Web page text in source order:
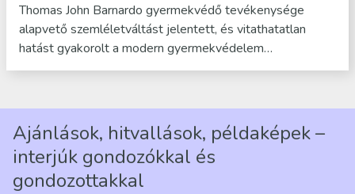
Thomas John Barnardo gyermekvédő tevékenysége
alapvető szemléletváltást jelentett, és vitathatatlan
hatást gyakorolt a modern gyermekvédelem…
Ajánlások, hitvallások, példaképek –
interjúk gondozókkal és
gondozottakkal